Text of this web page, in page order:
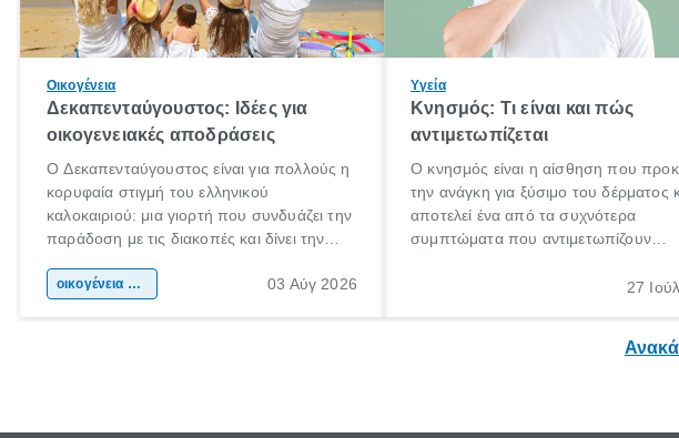
Οικογένεια
Δεκαπενταύγουστος: Ιδέες για
οικογενειακές αποδράσεις
Ο Δεκαπενταύγουστος είναι για πολλούς η
κορυφαία στιγμή του ελληνικού
καλοκαιριού: μια γιορτή που συνδυάζει την
παράδοση με τις διακοπές και δίνει την
χώρας. Είτε πρόκειται για λίγες μέρες
οικογένεια & παιδί 03 Αύγ 2026
Υγεία
Κνησμός: Τι είναι και πώς
αντιμετωπίζεται
Ο κνησμός είναι η αίσθηση που
την ανάγκη για ξύσιμο του δέρματος
αποτελεί ένα από τα συχνότερα
συμπτώματα που αντιμετωπίζουν
πληροφορίες για το «κνησμός τι27